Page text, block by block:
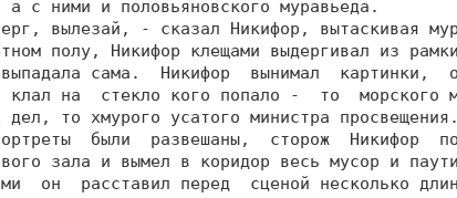
с ними и половьяновского муравьеда.
вылезай, - сказал Никифор, вытаскивая
полу, Никифор клещами выдергивал из
выпадала сама.  Никифор  вынимал  картинки,
клал на  стекло кого попало -  то  морского
дел, то хмурого усатого министра просвещения.
были  развешаны,  сторож  Никифор
зала и вымел в коридор весь мусор и
он  расставил перед  сценой несколько